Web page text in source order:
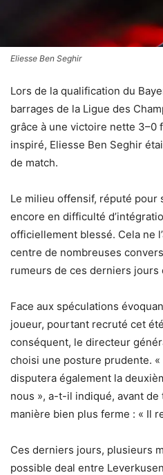
Eliesse Ben Seghir
Lors de la qualification du
barrages de la Ligue des
grâce à une victoire nette 3–0
inspiré, Eliesse Ben Seghir
de match.
Le milieu offensif, réputé pour
encore en difficulté
officiellement blessé. Cela ne
centre de nombreuses
rumeurs de ces derniers jours
Face aux spéculations
joueur, pourtant recruté cet
conséquent, le directeur
choisi une posture prudente. «
disputera également la
nous », a-t-il indiqué, avant
manière bien plus ferme : « Il
Ces derniers jours, plusieurs
possible deal entre